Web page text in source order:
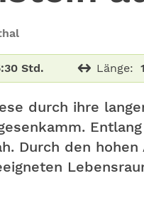
Std. Länge:
durch ihre
Durch den